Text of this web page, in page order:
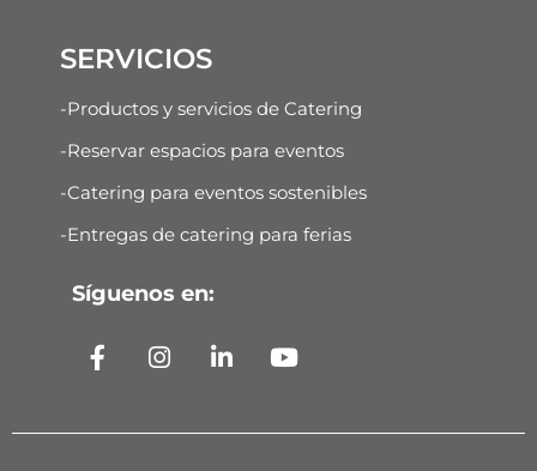
SERVICIOS
-Productos y servicios de Catering
-Reservar espacios para eventos
-Catering para eventos sostenibles
-Entregas de catering para ferias
Síguenos en: